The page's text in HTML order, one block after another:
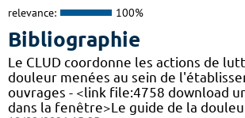
relevance: 100%
Bibliographie
Le CLUD coordonne les actions de
douleur menées au sein de
ouvrages - <link file:4758 download
dans la fenêtre>Le guide de la